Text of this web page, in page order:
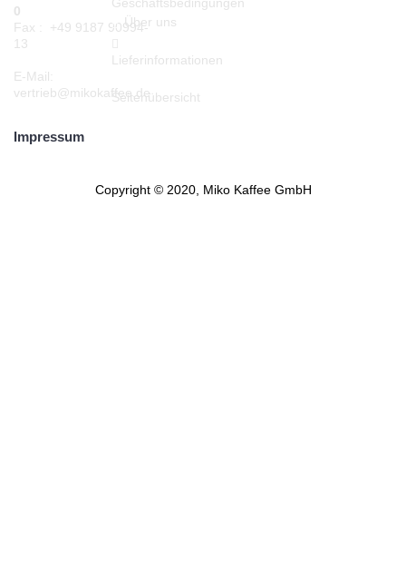
0
Fax : +49 9187 90994-
13
E-Mail:
vertrieb@mikokaffee.de
Über uns
Lieferinformationen
Seitenübersicht
Impressum
Copyright © 2020, Miko Kaffee GmbH